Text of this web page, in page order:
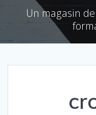
Un magasin